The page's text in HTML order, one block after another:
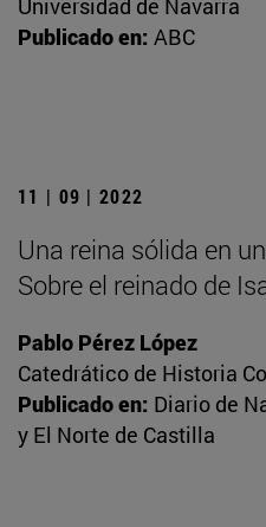
Universidad de Navarra
Publicado en: ABC
11 | 09 | 2022
Una reina sólida en
Sobre el reinado de
Pablo Pérez López
Catedrático de Historia
Publicado en: Diario de
y El Norte de Castilla